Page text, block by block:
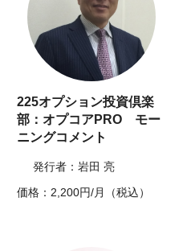
225オプション投資倶楽
部：オプコアPRO モー
ニングコメント
発行者：岩田 亮
価格：2,200円/月（税込）